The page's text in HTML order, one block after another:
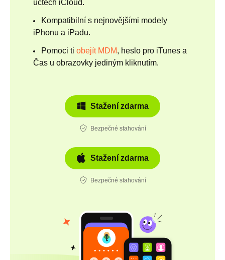
účtech iCloud.
Kompatibilní s nejnovějšími modely
iPhonu a iPadu.
Pomoci ti obejít MDM, heslo pro iTunes a
Čas u obrazovky jediným kliknutím.
Stažení zdarma
Bezpečné stahování
Stažení zdarma
Bezpečné stahování